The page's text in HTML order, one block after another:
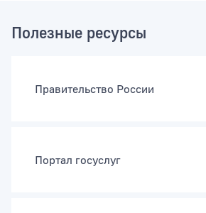
Полезные ресурсы
Правительство России
Портал госуслуг